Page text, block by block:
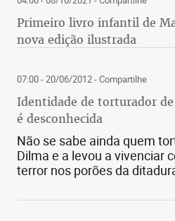
Primeiro livro infantil de
nova edição ilustrada
07:00 - 20/06/2012- Compartilhe
Identidade de torturador
é desconhecida
Não se sabe ainda quem
Dilma e a levou a vivenciar
terror nos porões da